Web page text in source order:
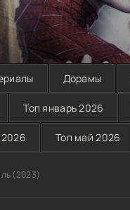
Дорамы
Топ январь 2026
2026 Топ май 2026
(2023)